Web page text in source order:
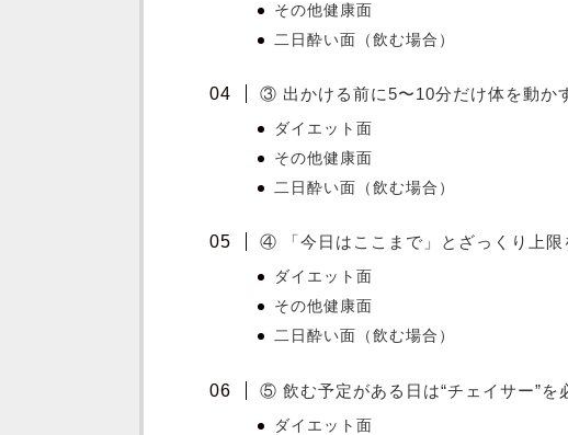
その他健康面
二日酔い面（飲む場合）
③ 出かける前に5〜10分だけ体を動か
ダイエット面
その他健康面
二日酔い面（飲む場合）
④ 「今日はここまで」とざっくり上限
ダイエット面
その他健康面
二日酔い面（飲む場合）
⑤ 飲む予定がある日は“チェイサー”を
ダイエット面